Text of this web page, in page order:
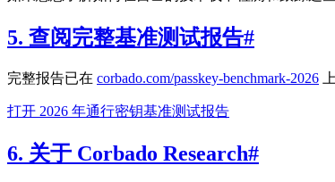
5. 查阅完整基准测试报告#
完整报告已在 corbado.com/passkey-benchmark-2026
打开 2026 年通行密钥基准测试报告
6. 关于 Corbado Research#